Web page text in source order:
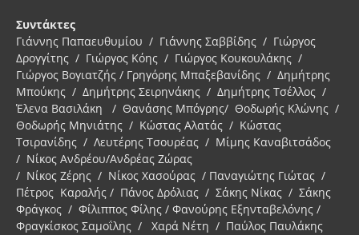
Συντάκτες
Γιάννης Παπαευθυμίου / Γιάννης Σαββίδης / Γιώργος
Δρογγίτης / Γιώργος Κόης / Γιώργος Κουκουλάκης /
Γιώργος Βογιατζής / Γρηγόρης Μπαξεβανίδης / Δημήτρης
Μπούκης / Δημήτρης Σειρηνάκης / Δημήτρης Τσέλλος /
Έλενα Βασιλάκη / Θανάσης Μπόγρης/ Θοδωρής Κλώνης /
Θοδωρής Μηνιάτης / Κώστας Αλατάς / Κώστας
Τσιρανίδης / Λευτέρης Τσουρέας / Μίμης Καναβιτσάδος
/ Νίκος Ανδρέου/Ανδρέας Ζώρας
/ Νίκος Ζέρης / Νίκος Χασούρας / Παναγιώτης Γιώτας /
Πέτρος Καραλής / Πάνος Δρόλιας / Σάκης Νίκας / Σάκης
Φράγκος / Φίλιππος Φίλης / Φανούρης Εξηνταβελόνης /
Φραγκίσκος Σαμοΐλης / Χαρά Νέτη / Παύλος Παυλάκης